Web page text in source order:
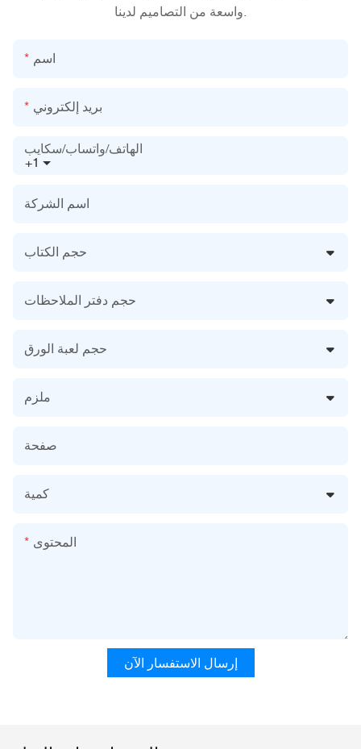
اسم
بريد إلكتروني
+1
الهاتف/واتساب/سكايب
اسم الشركة
حجم الكتاب
حجم دفتر الملاحظات
حجم لعبة الورق
ملزم
صفحة
كمية
المحتوى
إرسال الاستفسار الآن